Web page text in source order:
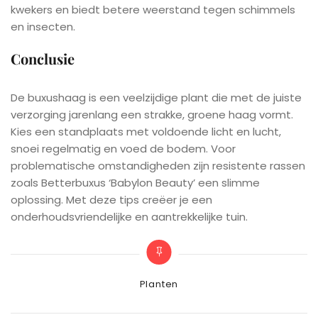
kwekers en biedt betere weerstand tegen schimmels
en insecten.
Conclusie
De buxushaag is een veelzijdige plant die met de juiste
verzorging jarenlang een strakke, groene haag vormt.
Kies een standplaats met voldoende licht en lucht,
snoei regelmatig en voed de bodem. Voor
problematische omstandigheden zijn resistente rassen
zoals Betterbuxus ‘Babylon Beauty’ een slimme
oplossing. Met deze tips creëer je een
onderhoudsvriendelijke en aantrekkelijke tuin.
Categories
Planten